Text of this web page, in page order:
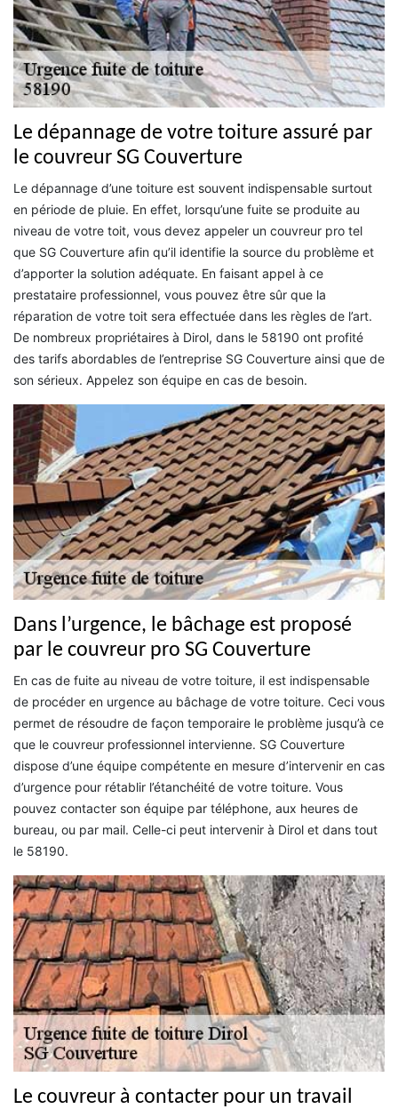
Le dépannage de votre toiture assuré par
le couvreur SG Couverture
Le dépannage d’une toiture est souvent indispensable surtout
en période de pluie. En effet, lorsqu’une fuite se produite au
niveau de votre toit, vous devez appeler un couvreur pro tel
que SG Couverture afin qu’il identifie la source du problème et
d’apporter la solution adéquate. En faisant appel à ce
prestataire professionnel, vous pouvez être sûr que la
réparation de votre toit sera effectuée dans les règles de l’art.
De nombreux propriétaires à Dirol, dans le 58190 ont profité
des tarifs abordables de l’entreprise SG Couverture ainsi que de
son sérieux. Appelez son équipe en cas de besoin.
Dans l’urgence, le bâchage est proposé
par le couvreur pro SG Couverture
En cas de fuite au niveau de votre toiture, il est indispensable
de procéder en urgence au bâchage de votre toiture. Ceci vous
permet de résoudre de façon temporaire le problème jusqu’à ce
que le couvreur professionnel intervienne. SG Couverture
dispose d’une équipe compétente en mesure d’intervenir en cas
d’urgence pour rétablir l’étanchéité de votre toiture. Vous
pouvez contacter son équipe par téléphone, aux heures de
bureau, ou par mail. Celle-ci peut intervenir à Dirol et dans tout
le 58190.
Le couvreur à contacter pour un travail